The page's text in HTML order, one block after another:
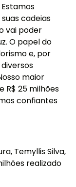
cadeias
vai poder
O papel do
e, por
maior
R$ 25 milhões
confiantes
Temyllis Silva,
realizado